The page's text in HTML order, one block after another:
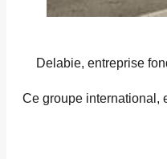
Delabie, entreprise
Ce groupe international,